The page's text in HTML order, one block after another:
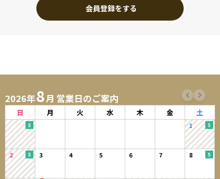
会員登録をする
2026年8月 営業日のご案内
日 月 火 水 木 金 土
1
2 3 4 5 6 7 8